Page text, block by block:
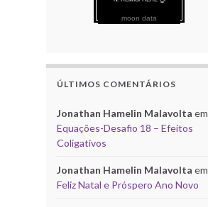
moon data
ÚLTIMOS COMENTÁRIOS
Jonathan Hamelin Malavolta em
Equações-Desafio 18 – Efeitos
Coligativos
Jonathan Hamelin Malavolta em
Feliz Natal e Próspero Ano Novo